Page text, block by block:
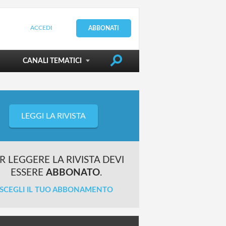
ACCEDI ABBONATI
DIRIGERE LA SCUOLA
CANALI TEMATICI
LEGGI LA RIVISTA
LEGGERE LA RIVISTA DEVI
ESSERE ABBONATO.
SCEGLI IL TUO ABBONAMENTO